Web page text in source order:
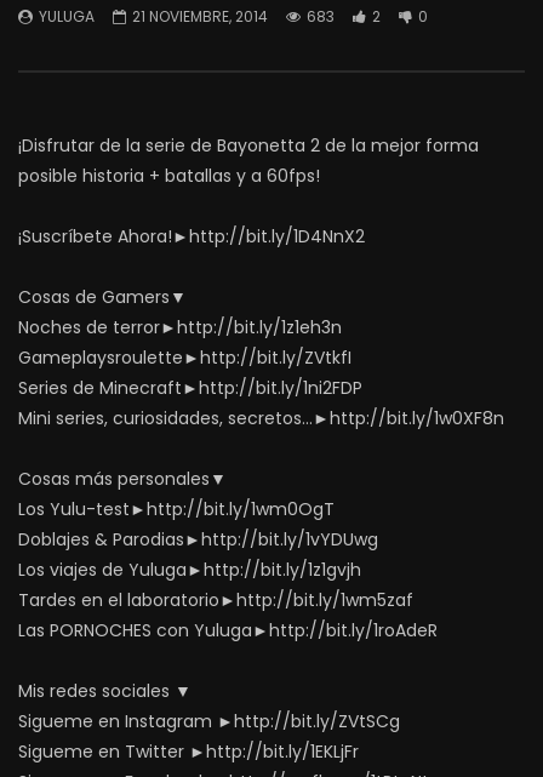
YULUGA 21 NOVIEMBRE, 2014 683 2 0
¡Disfrutar de la serie de Bayonetta 2 de la mejor forma
posible historia + batallas y a 60fps!
¡Suscríbete Ahora!►http://bit.ly/1D4NnX2
Cosas de Gamers▼
Noches de terror►http://bit.ly/1z1eh3n
Gameplaysroulette►http://bit.ly/ZVtkfI
Series de Minecraft►http://bit.ly/1ni2FDP
Mini series, curiosidades, secretos…►http://bit.ly/1w0XF8n
Cosas más personales▼
Los Yulu-test►http://bit.ly/1wm0OgT
Doblajes & Parodias►http://bit.ly/1vYDUwg
Los viajes de Yuluga►http://bit.ly/1z1gvjh
Tardes en el laboratorio►http://bit.ly/1wm5zaf
Las PORNOCHES con Yuluga►http://bit.ly/1roAdeR
Mis redes sociales ▼
Sigueme en Instagram ►http://bit.ly/ZVtSCg
Sigueme en Twitter ►http://bit.ly/1EKLjFr